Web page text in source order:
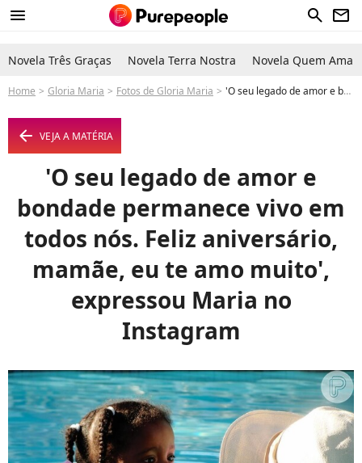
menu search newsletter
Novela Três Graças Novela Terra Nostra Novela Quem Ama
Home Gloria Maria Fotos de Gloria Maria 'O seu legado de amor e bondade permanece vivo em todos nós. Feliz aniversário, mamãe, eu te amo muito', expressou Maria no Instagram - Foto
arrow_left VEJA A MATÉRIA
'O seu legado de amor e
bondade permanece vivo em
todos nós. Feliz aniversário,
mamãe, eu te amo muito',
expressou Maria no
Instagram